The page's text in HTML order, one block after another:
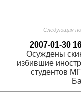
Следующая
2007-01-30
Осуждены
избившие
студентов